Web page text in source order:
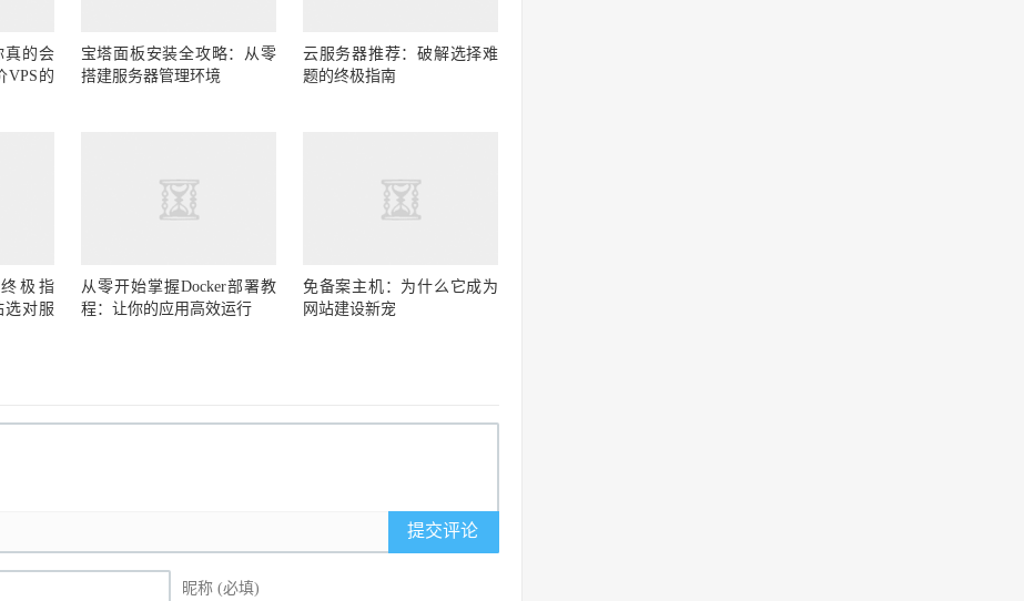
真的会
VPS的
宝塔面板安装全攻略：从零
搭建服务器管理环境
云服务器推荐：破解选择难
题的终极指南
终极指
选对服
从零开始掌握Docker部署教
程：让你的应用高效运行
免备案主机：为什么它成为
网站建设新宠
提交评论
昵称 (必填)